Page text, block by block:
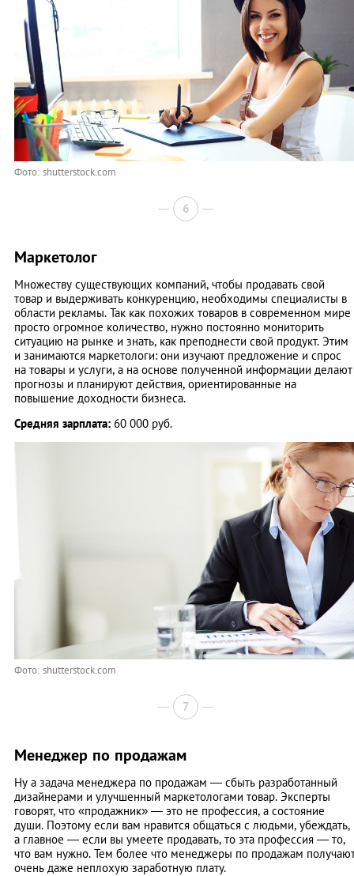
Фото: shutterstock.com
6
Маркетолог
Множеству существующих компаний, чтобы продавать свой
товар и выдерживать конкуренцию, необходимы специалисты в
области рекламы. Так как похожих товаров в современном мире
просто огромное количество, нужно постоянно мониторить
ситуацию на рынке и знать, как преподнести свой продукт. Этим
и занимаются маркетологи: они изучают предложение и спрос
на товары и услуги, а на основе полученной информации делают
прогнозы и планируют действия, ориентированные на
повышение доходности бизнеса.
Средняя зарплата: 60 000 руб.
Фото: shutterstock.com
7
Менеджер по продажам
Ну а задача менеджера по продажам — сбыть разработанный
дизайнерами и улучшенный маркетологами товар. Эксперты
говорят, что «продажник» — это не профессия, а состояние
души. Поэтому если вам нравится общаться с людьми, убеждать,
а главное — если вы умеете продавать, то эта профессия — то,
что вам нужно. Тем более что менеджеры по продажам
очень даже неплохую заработную плату.